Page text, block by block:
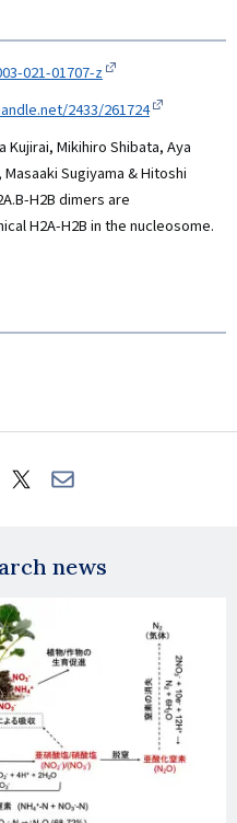
021-01707-z
2433/261724
Kujirai, Mikihiro Shibata, Aya
Sugiyama & Hitoshi
H2B dimers are
H2A-H2B in the nucleosome.
Share
on
Share
via
news